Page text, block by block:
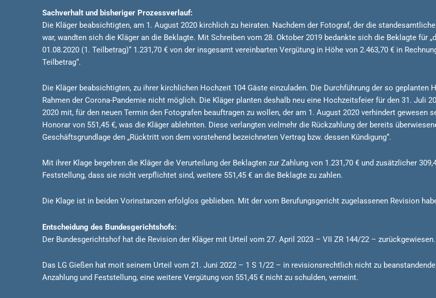
Sachverhalt und bisheriger Prozessverlauf:
Die Kläger beabsichtigten, am 1. August 2020 kirchlich zu heiraten. Nachdem der Fotograf, der die
war, wandten sich die Kläger an die Beklagte. Mit Schreiben vom 28. Oktober 2019 bedankte sich die Beklagte für
01.08.2020 (1. Teilbetrag)“ 1.231,70 € von der insgesamt vereinbarten Vergütung in Höhe von 2.463,70 € in
Teilbetrag“.
Die Kläger beabsichtigten, zu ihrer kirchlichen Hochzeit 104 Gäste einzuladen. Die Durchführung der so geplanten
Rahmen der Corona-Pandemie nicht möglich. Die Kläger planten deshalb neu eine Hochzeitsfeier für den 31. Juli
2020 mit, für den neuen Termin den Fotografen beauftragen zu wollen, der am 1. August 2020 verhindert gewesen
Honorar von 551,45 €, was die Kläger ablehnten. Diese verlangten vielmehr die Rückzahlung der bereits
Geschäftsgrundlage den „Rücktritt von dem vorstehend bezeichneten Vertrag bzw. dessen Kündigung“.
Mit ihrer Klage begehren die Kläger die Verurteilung der Beklagten zur Zahlung von 1.231,70 € und zusätzlicher
Feststellung, dass sie nicht verpflichtet sind, weitere 551,45 € an die Beklagte zu zahlen.
Die Klage ist in beiden Vorinstanzen erfolglos geblieben. Mit der vom Berufungsgericht zugelassenen Revision
Entscheidung des Bundesgerichtshofs:
Der Bundesgerichtshof hat die Revision der Kläger mit Urteil vom 27. April 2023 – VII ZR 144/22 – zurückgewiesen.
Das LG Gießen hat moit seinem Urteil vom 21. Juni 2022 – 1 S 1/22 – in revisionsrechtlich nicht zu
Anzahlung und Feststellung, eine weitere Vergütung von 551,45 € nicht zu schulden, verneint.